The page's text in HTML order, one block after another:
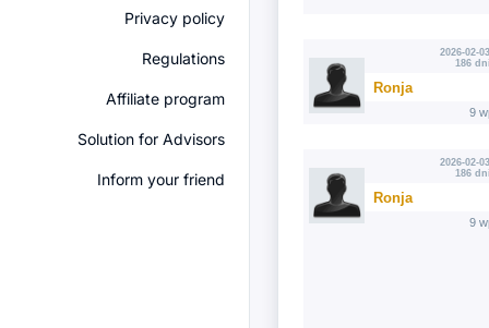
Privacy policy
Regulations
Affiliate program
Solution for Advisors
Inform your friend
2026-02-
186
Ronja
9
2026-02-
186
Ronja
9